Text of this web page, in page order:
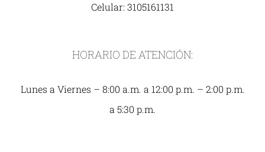
Celular: 3105161131
HORARIO DE ATENCIÓN:
Lunes a Viernes – 8:00 a.m. a 12:00 p.m. – 2:00 p.m.
a 5:30 p.m.